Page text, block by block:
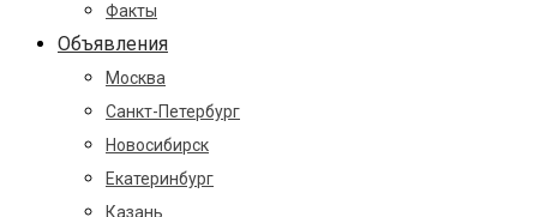
Факты
Объявления
Москва
Санкт-Петербург
Новосибирск
Екатеринбург
Казань